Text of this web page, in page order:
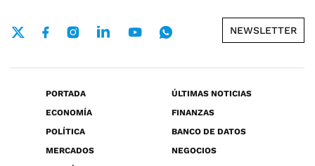
NEWSLETTER
PORTADA
ÚLTIMAS NOTICIAS
ECONOMÍA
FINANZAS
POLÍTICA
BANCO DE DATOS
MERCADOS
NEGOCIOS